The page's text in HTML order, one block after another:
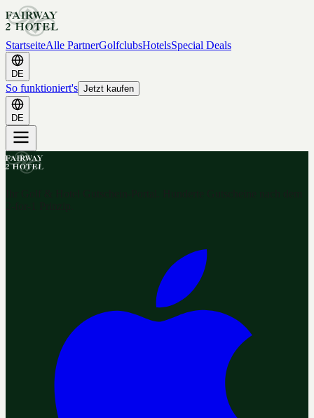
StartseiteAlle PartnerGolfclubsHotelsSpecial Deals
DE
So funktioniert's Jetzt kaufen
DE